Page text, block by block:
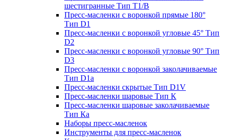
шестигранные Тип T1/B
Пресс-масленки с воронкой прямые 180°
Тип D1
Пресс-масленки с воронкой угловые 45° Тип
D2
Пресс-масленки с воронкой угловые 90° Тип
D3
Пресс-масленки с воронкой заколачиваемые
Тип D1a
Пресс-масленки скрытые Тип D1V
Пресс-масленки шаровые Тип К
Пресс-масленки шаровые заколачиваемые
Тип Кa
Наборы пресс-масленок
Инструменты для пресс-масленок